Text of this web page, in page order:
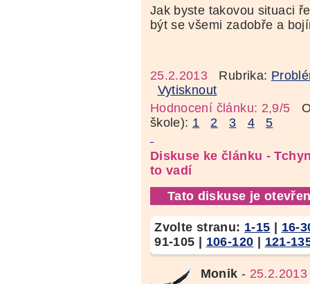
Jak byste takovou situaci
být se všemi zadobře a
25.2.2013 Rubrika:
Vytisknout
Hodnocení článku: 2,9/5
škole): 1 2 3 4 5
Diskuse ke článku -
to vadí
Tato diskuse je
Zvolte stranu: 1-15 | 16-
91-105 | 106-120 | 121-
Monik -